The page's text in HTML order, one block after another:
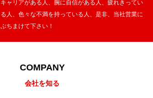
キャリアがある人、腕に自信がある人、疲れきってい
る人、色々な不満を持っている人、是非、当社営業に
ぶちまけて下さい！
COMPANY
会社を知る